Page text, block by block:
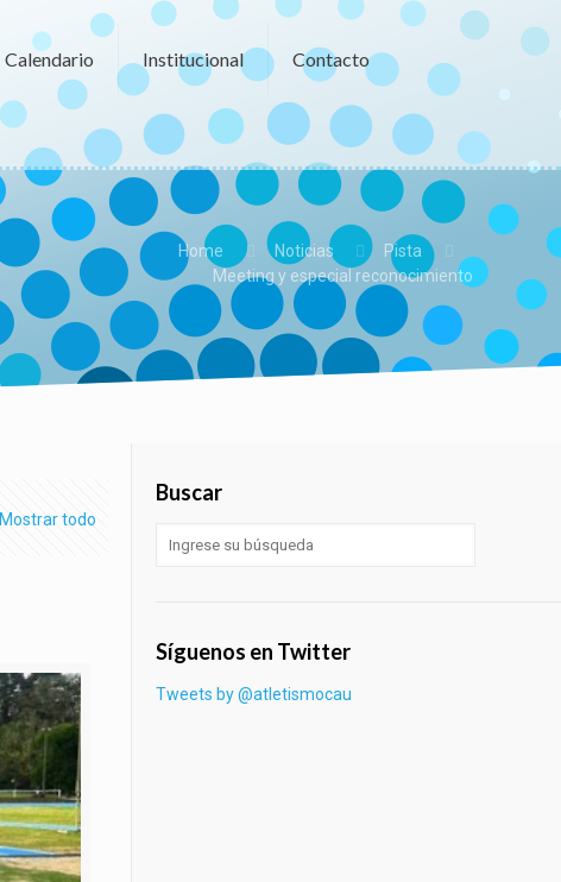
Calendario Institucional Contacto
Home Noticias
Pista
Meeting y especial reconocimiento
Mostrar todo
Buscar
Síguenos en Twitter
Tweets by @atletismocau